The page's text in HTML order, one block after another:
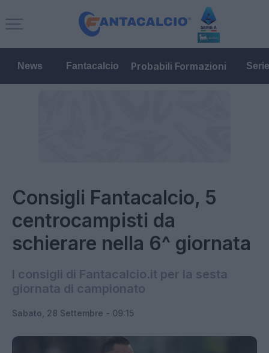
News Fantacalcio Probabili Formazioni
Consigli Fantacalcio, 5
centrocampisti da
schierare nella 6^ giornata
I consigli di Fantacalcio.it per la sesta
giornata di campionato
Sabato, 28 Settembre - 09:15